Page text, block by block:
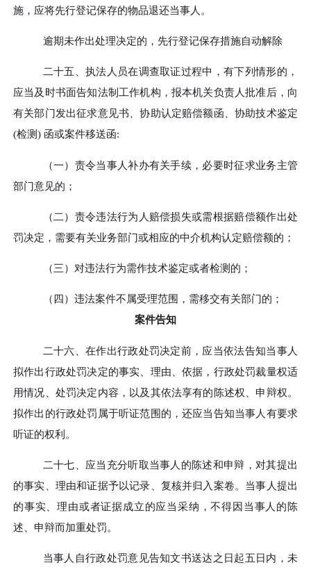
施，应将先行登记保存的物品退还当事人。
逾期未作出处理决定的，先行登记保存措施自动解除
二十五、 执法人员在调查取证过程中，有下列情形的，
应当及时书面告知法制工作机构，报本机关负责人批准后，向
有关部门发出征求意见书、协助认定赔偿额函、协助技术鉴定
(检测) 函或案件移送函:
（一） 责令当事人补办有关手续，必要时征求业务主管
部门意见的；
（二） 责令违法行为人赔偿损失或需根据赔偿额作出处
罚决定，需要有关业务部门或相应的中介机构认定赔偿额的；
（三） 对违法行为需作技术鉴定或者检测的；
（四） 违法案件不属受理范围，需移交有关部门的；
案件告知
二十六、 在作出行政处罚决定前，应当依法告知当事人
拟作出行政处罚决定的事实、理由、依据，行政处罚裁量权适
用情况、处罚决定内容，以及其依法享有的陈述权、申辩权。
拟作出的行政处罚属于听证范围的，还应当告知当事人有要求
听证的权利。
二十七、 应当充分听取当事人的陈述和申辩，对其提出
的事实、理由和证据予以记录、复核并归入案卷。当事人提出
的事实、理由或者证据成立的应当采纳，不得因当事人的陈
述、申辩而加重处罚。
当事人自行政处罚意见告知文书送达之日起五日内，未